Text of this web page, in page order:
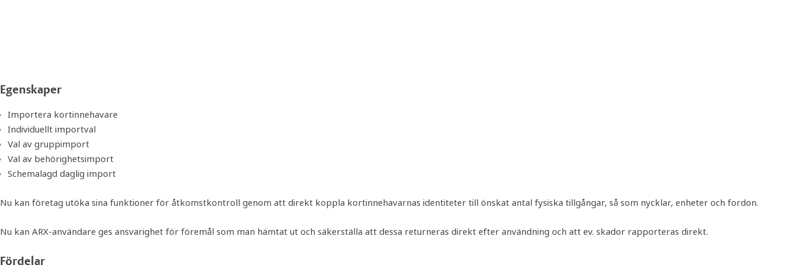
Egenskaper
Importera kortinnehavare
Individuellt importval
Val av gruppimport
Val av behörighetsimport
Schemalagd daglig import
Nu kan företag utöka sina funktioner för åtkomstkontroll genom att direkt koppla kortinnehavarnas identiteter till önskat antal fysiska tillgångar, så som nycklar, enheter och fordon.
Nu kan ARX-användare ges ansvarighet för föremål som man hämtat ut och säkerställa att dessa returneras direkt efter användning och att ev. skador rapporteras direkt.
Fördelar